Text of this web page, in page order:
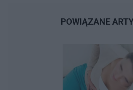
POWIĄZANE